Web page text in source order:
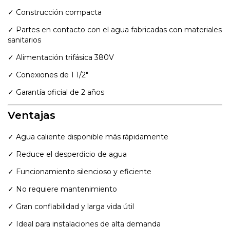
✓ Construcción compacta
✓ Partes en contacto con el agua fabricadas con materiales
sanitarios
✓ Alimentación trifásica 380V
✓ Conexiones de 1 1/2"
✓ Garantía oficial de 2 años
Ventajas
✓ Agua caliente disponible más rápidamente
✓ Reduce el desperdicio de agua
✓ Funcionamiento silencioso y eficiente
✓ No requiere mantenimiento
✓ Gran confiabilidad y larga vida útil
✓ Ideal para instalaciones de alta demanda